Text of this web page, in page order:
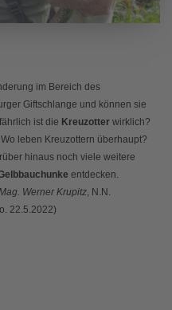
im Bereich des
Giftschlange und können sie
ist die Kreuzotter wirklich?
leben Kreuzottern überhaupt?
hinaus noch viele weitere
entdecken.
Werner Krupitz, N.N.
22.5.2022)